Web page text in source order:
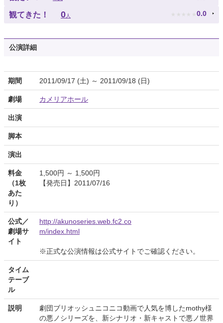
観てきた！ 0人 ★ ★ ★ ★ ★ 0.0
公演詳細
期間 2011/09/17 (土) ～ 2011/09/18 (日)
劇場 カメリアホール
出演
脚本
演出
料金
（1枚
あた
り）
1,500円 ～ 1,500円
【発売日】2011/07/16
公式／
劇場サ
イト
http://akunoseries.web.fc2.co
m/index.html
※正式な公演情報は公式サイトでご確認ください。
タイム
テーブ
ル
説明
劇団ブリオッシュニコニコ動画で人気を博したmothy様
の悪ノシリーズを、新シナリオ・新キャストで悪ノ世界